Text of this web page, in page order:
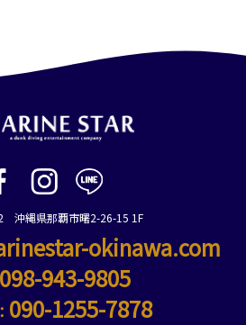
沖縄県那覇市曙2-26-15 1F
okinawa.com
098-943-9805
090-1255-7878